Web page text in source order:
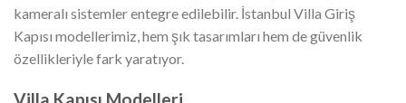
kameralı sistemler entegre edilebilir. İstanbul Villa Giriş
Kapısı modellerimiz, hem şık tasarımları hem de güvenlik
özellikleriyle fark yaratıyor.
Villa Kapısı Modelleri